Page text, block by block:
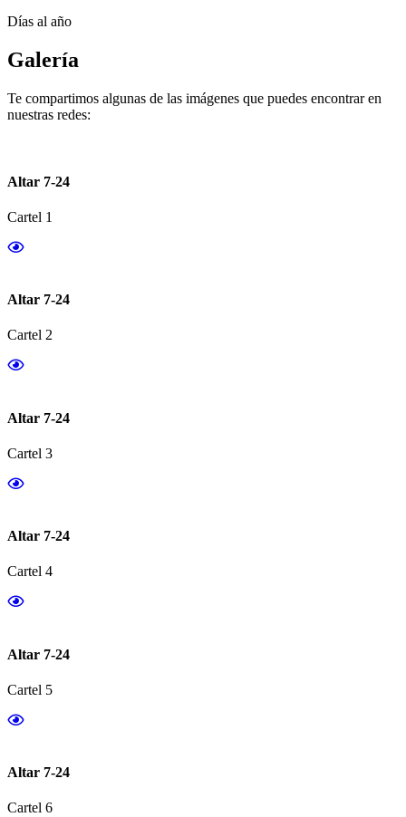
Días al año
Galería
Te compartimos algunas de las imágenes que puedes encontrar en
nuestras redes:
Altar 7-24
Cartel 1
Altar 7-24
Cartel 2
Altar 7-24
Cartel 3
Altar 7-24
Cartel 4
Altar 7-24
Cartel 5
Altar 7-24
Cartel 6